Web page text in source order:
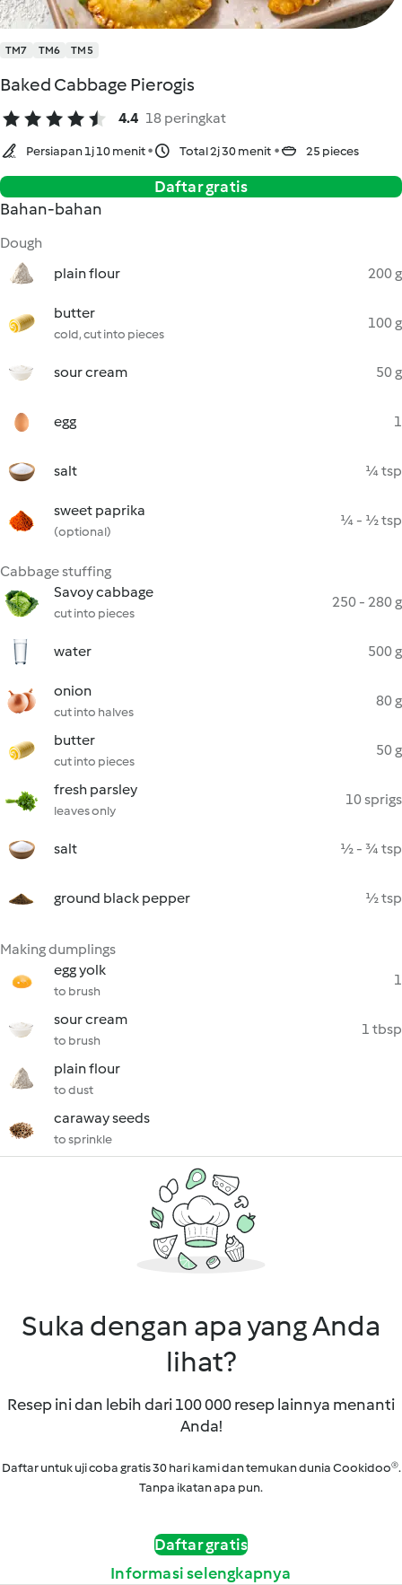
TM7 TM6 TM5
Baked Cabbage Pierogis
4.4 18 peringkat
Persiapan 1j 10 menit Total 2j 30 menit 25 pieces
Daftar gratis
Bahan-bahan
Dough
plain flour
200 g
butter
cold, cut into pieces
100 g
sour cream 50 g
egg 1
salt ¼ tsp
sweet paprika
(optional)
¼ - ½ tsp
Cabbage stuffing
Savoy cabbage
cut into pieces
250 - 280 g
water 500 g
onion
cut into halves
80 g
butter
cut into pieces
50 g
fresh parsley
leaves only
10 sprigs
salt ½ - ¾ tsp
ground black pepper ½ tsp
Making dumplings
egg yolk
to brush
1
sour cream
to brush
1 tbsp
plain flour
to dust
caraway seeds
to sprinkle
Suka dengan apa yang Anda
lihat?
Resep ini dan lebih dari 100 000 resep lainnya menanti
Anda!
Daftar untuk uji coba gratis 30 hari kami dan temukan dunia Cookidoo®.
Tanpa ikatan apa pun.
Daftar gratis
Informasi selengkapnya